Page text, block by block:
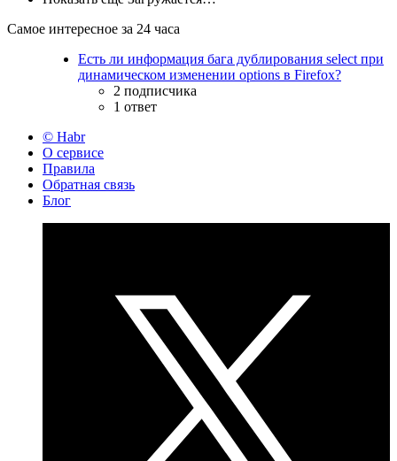
Самое интересное за 24 часа
Есть ли информация бага дублирования select при
динамическом изменении options в Firefox?
2 подписчика
1 ответ
© Habr
О сервисе
Правила
Обратная связь
Блог